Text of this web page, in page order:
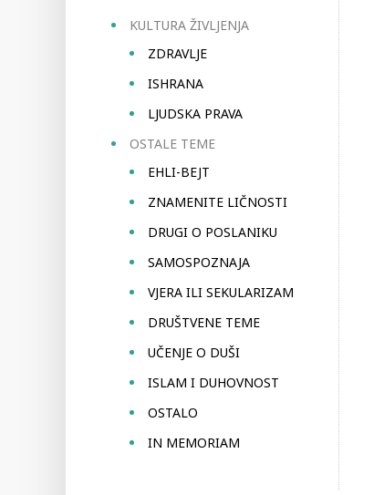
KULTURA ŽIVLJENJA
ZDRAVLJE
ISHRANA
LJUDSKA PRAVA
OSTALE TEME
EHLI-BEJT
ZNAMENITE LIČNOSTI
DRUGI O POSLANIKU
SAMOSPOZNAJA
VJERA ILI SEKULARIZAM
DRUŠTVENE TEME
UČENJE O DUŠI
ISLAM I DUHOVNOST
OSTALO
IN MEMORIAM